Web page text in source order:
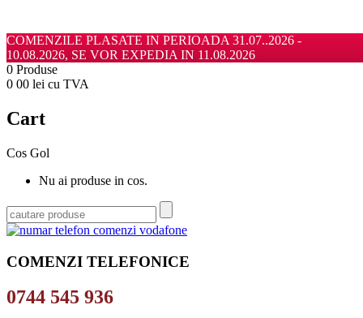
COMENZILE PLASATE IN PERIOADA 31.07..2026 -
10.08.2026, SE VOR EXPEDIA IN 11.08.2026
Autentificare/ Inregistrare
0 Produse
0 00 lei cu TVA
Cart
Cos Gol
Nu ai produse in cos.
COMENZI TELEFONICE
0744 545 936